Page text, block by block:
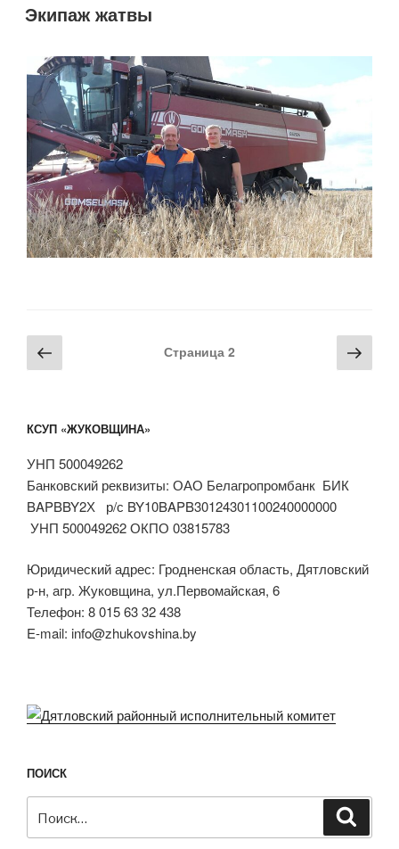
Экипаж жатвы
Навигация
по
Предыдущая
страница
Страница 2
КСУП «ЖУКОВЩИНА»
УНП 500049262
Банковский реквизиты: ОАО Белагропромбанк БИК
BAPBBY2Х р/с BY10BAPB30124301100240000000
УНП 500049262 ОКПО 03815783
Юридический адрес: Гродненская область, Дятловский
р-н, агр. Жуковщина, ул.Первомайская, 6
Телефон: 8 015 63 32 438
E-mail: info@zhukovshina.by
ПОИСК